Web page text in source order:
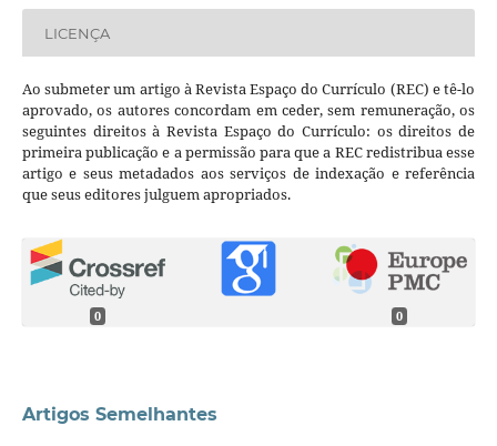
LICENÇA
Ao submeter um artigo à Revista Espaço do Currículo (REC) e tê-lo
aprovado, os autores concordam em ceder, sem remuneração, os
seguintes direitos à Revista Espaço do Currículo: os direitos de
primeira publicação e a permissão para que a REC redistribua esse
artigo e seus metadados aos serviços de indexação e referência
que seus editores julguem apropriados.
0 0
Artigos Semelhantes